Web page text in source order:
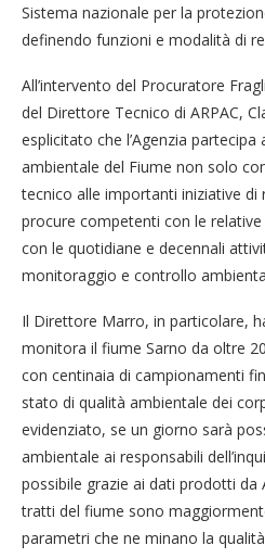
Sistema nazionale per la
definendo funzioni e modalità di
All’intervento del Procuratore
del Direttore Tecnico di ARPAC,
esplicitato che l’Agenzia
ambientale del Fiume non solo
tecnico alle importanti iniziative
procure competenti con le
con le quotidiane e decennali
monitoraggio e controllo
Il Direttore Marro, in particolare,
monitora il fiume Sarno da oltre
con centinaia di campionamenti
stato di qualità ambientale dei
evidenziato, se un giorno sarà
ambientale ai responsabili
possibile grazie ai dati prodotti da
tratti del fiume sono
parametri che ne minano la